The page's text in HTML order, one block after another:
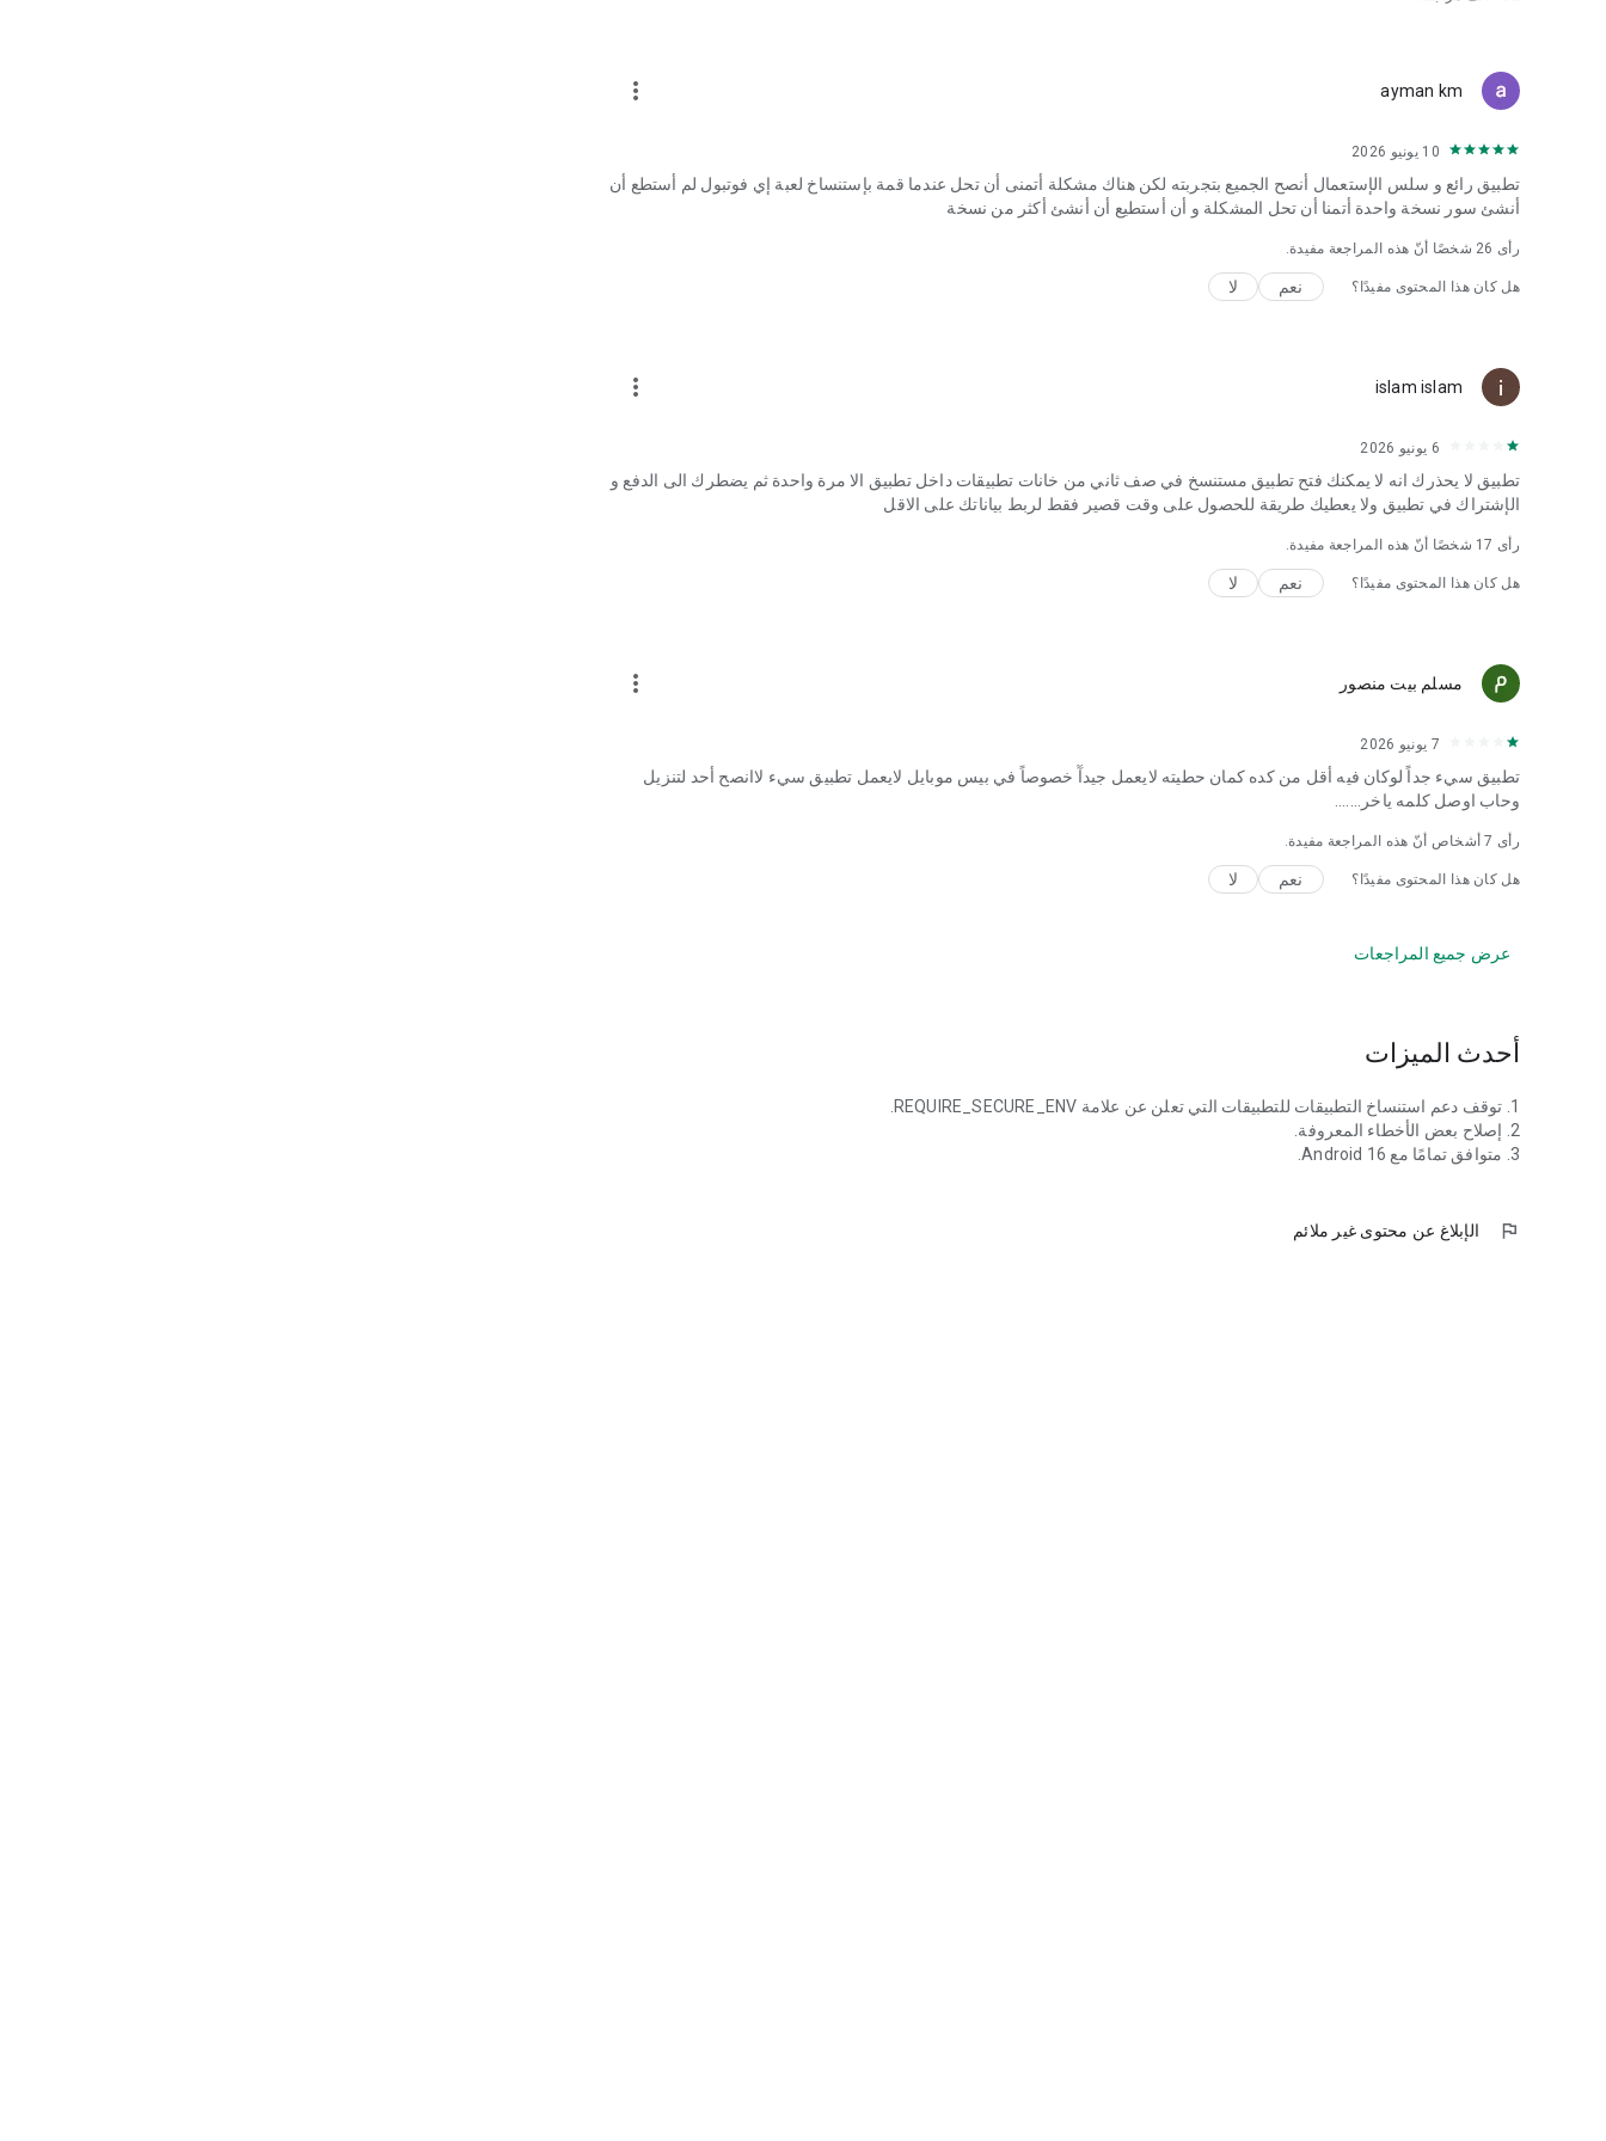
ayman km
more_vert
10 يونيو 2026
تطبيق رائع و سلس الإستعمال أنصح الجميع بتجربته لكن هناك مشكلة أتمنى أن تحل عندما قمة بإستنساخ لعبة إي فوتبول لم أستطع أن
أنشئ سور نسخة واحدة أتمنا أن تحل المشكلة و أن أستطيع أن أنشئ أكثر من نسخة
رأى 26 شخصًا أنّ هذه المراجعة مفيدة.
هل كان هذا المحتوى مفيدًا؟ نعم لا
islam islam
more_vert
6 يونيو 2026
تطبيق لا يحذرك انه لا يمكنك فتح تطبيق مستنسخ في صف ثاني من خانات تطبيقات داخل تطبيق الا مرة واحدة ثم يضطرك الى الدفع و
الإشتراك في تطبيق ولا يعطيك طريقة للحصول على وقت قصير فقط لربط بياناتك على الاقل
رأى 17 شخصًا أنّ هذه المراجعة مفيدة.
هل كان هذا المحتوى مفيدًا؟ نعم لا
مسلم بيت منصور more_vert
7 يونيو 2026
تطبيق سيء جداً لوكان فيه أقل من كده كمان حطيته لايعمل جيدآٓ خصوصاً في بيس موبايل لايعمل تطبيق سيء لاانصح أحد لتنزيل
وحاب اوصل كلمه ياخر.......
رأى 7أشخاص أنّ هذه المراجعة مفيدة.
هل كان هذا المحتوى مفيدًا؟ نعم لا
عرض جميع المراجعات
أحدث الميزات
1. توقف دعم استنساخ التطبيقات للتطبيقات التي تعلن عن علامة REQUIRE_SECURE_ENV.
2. إصلاح بعض الأخطاء المعروفة.
3. متوافق تمامًا مع Android 16.
flag الإبلاغ عن محتوى غير ملائم